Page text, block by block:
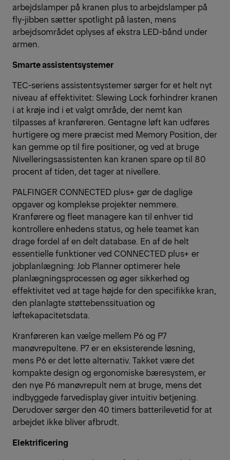
arbejdslamper på kranen plus to arbejdslamper på
fly-jibben sætter spotlight på lasten, mens
arbejdsområdet oplyses af ekstra LED-bånd under
armen.
Smarte assistentsystemer
TEC-seriens assistentsystemer sørger for et helt nyt
niveau af effektivitet: Slewing Lock forhindrer kranen
i at krøje ind i et valgt område, der nemt kan
tilpasses af kranføreren. Gentagne løft kan udføres
hurtigere og mere præcist med Memory Position, der
kan gemme op til fire positioner, og ved at bruge
Nivelleringsassistenten kan kranen spare op til 80
procent af tiden, det tager at nivellere.
PALFINGER CONNECTED plus+ gør de daglige
opgaver og komplekse projekter nemmere.
Kranførere og fleet managere kan til enhver tid
kontrollere enhedens status, og hele teamet kan
drage fordel af en delt database. En af de helt
essentielle funktioner ved CONNECTED plus+ er
jobplanlægning: Job Planner optimerer hele
planlægningsprocessen og øger sikkerhed og
effektivitet ved at tage højde for den specifikke kran,
den planlagte støttebenssituation og
løftekapacitetsdata.
Kranføreren kan vælge mellem P6 og P7
manøvrepultene. P7 er en eksisterende løsning,
mens P6 er det lette alternativ. Takket være det
kompakte design og ergonomiske bæresystem, er
den nye P6 manøvrepult nem at bruge, mens det
indbyggede farvedisplay giver intuitiv betjening.
Derudover sørger den 40 timers batterilevetid for at
arbejdet ikke bliver afbrudt.
Elektrificering